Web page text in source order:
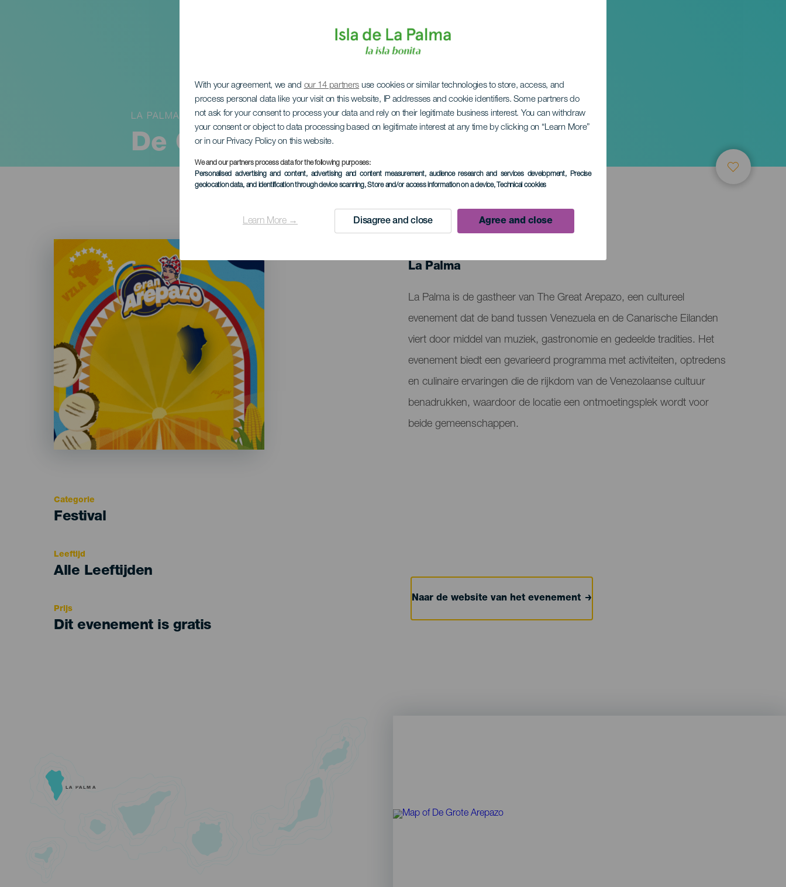
With your agreement, we and our 14 partners use cookies or similar technologies to store, access, and
process personal data like your visit on this website, IP addresses and cookie identifiers. Some partners do
not ask for your consent to process your data and rely on their legitimate business interest. You can withdraw
your consent or object to data processing based on legitimate interest at any time by clicking on “Learn More”
or in our Privacy Policy on this website.
We and our partners process data for the following purposes:
Personalised advertising and content, advertising and content measurement, audience research and services development, Precise
geolocation data, and identification through device scanning, Store and/or access information on a device, Technical cookies
Learn More → Disagree and close Agree and close
De Grote Arepazo
LA PALMA
Listado
EVENEMENT UIT HET VERLEDEN
Localidad
La Palma
Descripción
del
evento
La Palma is de gastheer van The Great Arepazo, een cultureel
evenement dat de band tussen Venezuela en de Canarische Eilanden
viert door middel van muziek, gastronomie en gedeelde tradities. Het
evenement biedt een gevarieerd programma met activiteiten, optredens
en culinaire ervaringen die de rijkdom van de Venezolaanse cultuur
benadrukken, waardoor de locatie een ontmoetingsplek wordt voor
beide gemeenschappen.
Categorie
Categoría
Festival
Leeftijd
Edad
Alle Leeftijden
Prijs
Dit evenement is gratis
Naar de website van het evenement
LA PALMA